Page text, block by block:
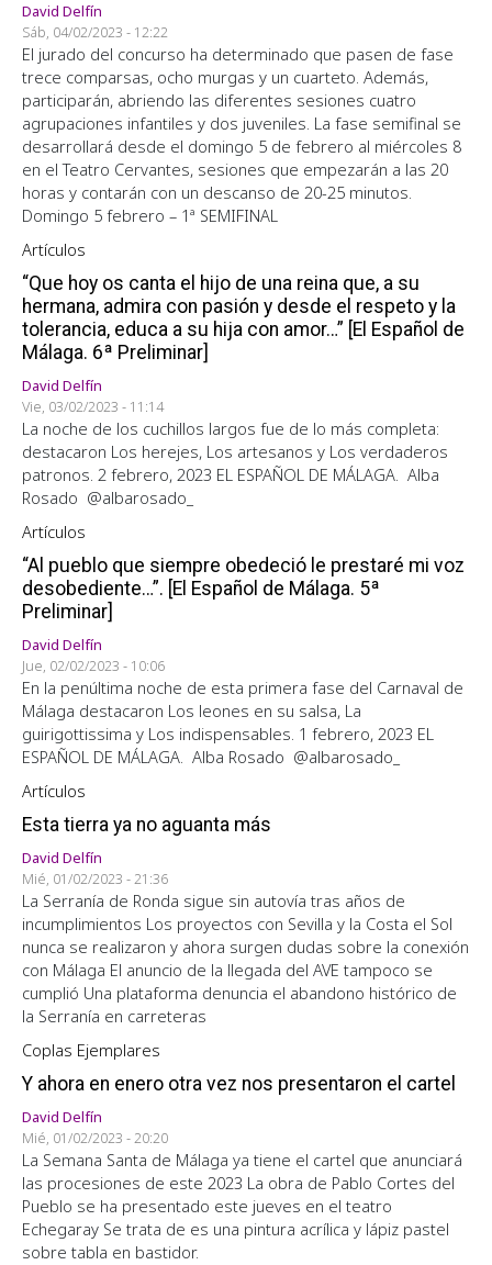
David Delfín
Sáb, 04/02/2023 - 12:22
El jurado del concurso ha determinado que pasen de fase
trece comparsas, ocho murgas y un cuarteto. Además,
participarán, abriendo las diferentes sesiones cuatro
agrupaciones infantiles y dos juveniles. La fase semifinal se
desarrollará desde el domingo 5 de febrero al miércoles 8
en el Teatro Cervantes, sesiones que empezarán a las 20
horas y contarán con un descanso de 20-25 minutos.
Domingo 5 febrero – 1ª SEMIFINAL
Artículos
“Que hoy os canta el hijo de una reina que, a su
hermana, admira con pasión y desde el respeto y la
tolerancia, educa a su hija con amor…” [El Español de
Málaga. 6ª Preliminar]
David Delfín
Vie, 03/02/2023 - 11:14
La noche de los cuchillos largos fue de lo más completa:
destacaron Los herejes, Los artesanos y Los verdaderos
patronos. 2 febrero, 2023 EL ESPAÑOL DE MÁLAGA. Alba
Rosado @albarosado_
Artículos
“Al pueblo que siempre obedeció le prestaré mi voz
desobediente…”. [El Español de Málaga. 5ª
Preliminar]
David Delfín
Jue, 02/02/2023 - 10:06
En la penúltima noche de esta primera fase del Carnaval de
Málaga destacaron Los leones en su salsa, La
guirigottissima y Los indispensables. 1 febrero, 2023 EL
ESPAÑOL DE MÁLAGA. Alba Rosado @albarosado_
Artículos
Esta tierra ya no aguanta más
David Delfín
Mié, 01/02/2023 - 21:36
La Serranía de Ronda sigue sin autovía tras años de
incumplimientos Los proyectos con Sevilla y la Costa el Sol
nunca se realizaron y ahora surgen dudas sobre la conexión
con Málaga El anuncio de la llegada del AVE tampoco se
cumplió Una plataforma denuncia el abandono histórico de
la Serranía en carreteras
Coplas Ejemplares
Y ahora en enero otra vez nos presentaron el cartel
David Delfín
Mié, 01/02/2023 - 20:20
La Semana Santa de Málaga ya tiene el cartel que anunciará
las procesiones de este 2023 La obra de Pablo Cortes del
Pueblo se ha presentado este jueves en el teatro
Echegaray Se trata de es una pintura acrílica y lápiz pastel
sobre tabla en bastidor.